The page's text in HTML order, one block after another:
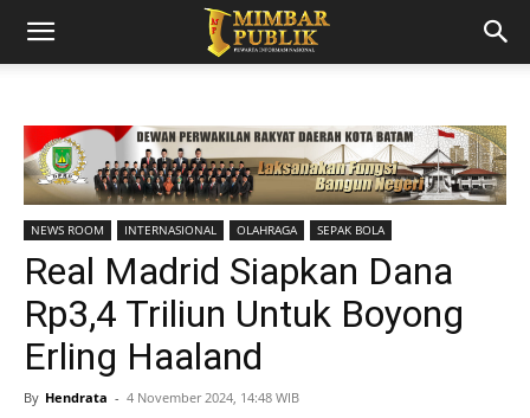
NEWS ROOM INTERNASIONAL OLAHRAGA SEPAK BOLA
Real Madrid Siapkan Dana
Rp3,4 Triliun Untuk Boyong
Erling Haaland
By Hendrata - 4 November 2024, 14:48 WIB